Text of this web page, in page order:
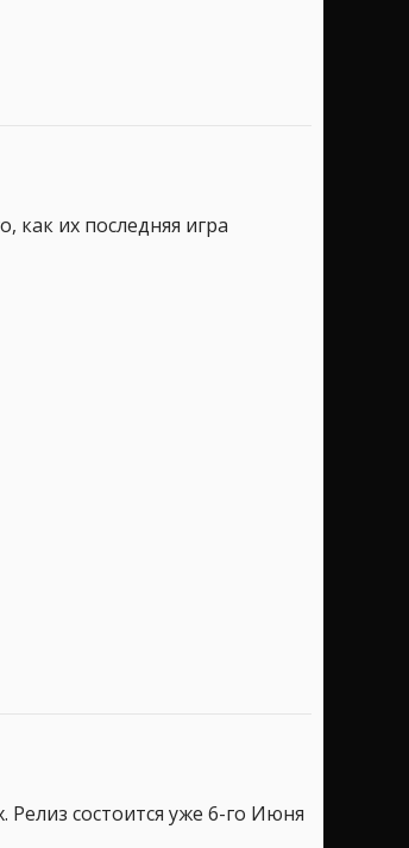
как их последняя игра
состоится уже 6-го Июня